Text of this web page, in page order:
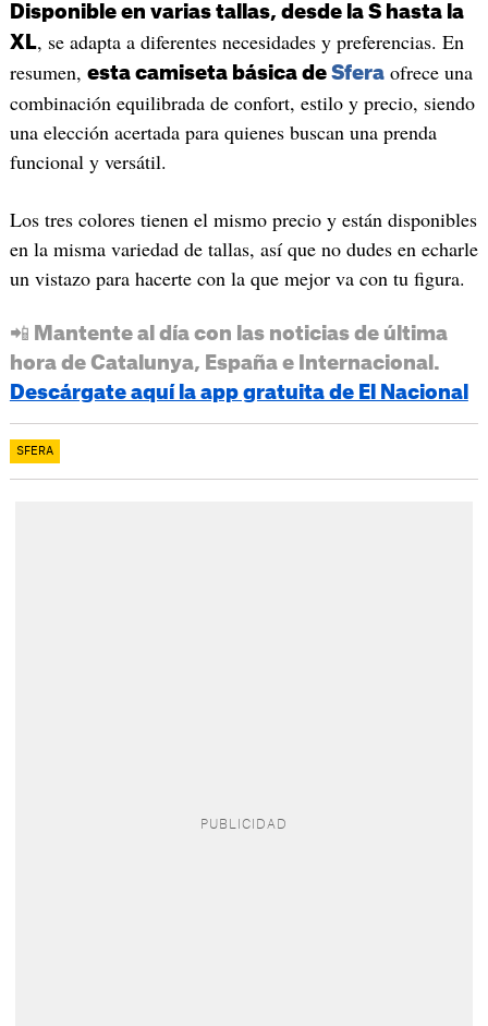
Disponible en varias tallas, desde la S hasta la
XL, se adapta a diferentes necesidades y preferencias. En
resumen, esta camiseta básica de Sferaofrece una
combinación equilibrada de confort, estilo y precio, siendo
una elección acertada para quienes buscan una prenda
funcional y versátil.
Los tres colores tienen el mismo precio y están disponibles
en la misma variedad de tallas, así que no dudes en echarle
un vistazo para hacerte con la que mejor va con tu figura.
📲 Mantente al día con las noticias de última
hora de Catalunya, España e Internacional.
Descárgate aquí la app gratuita de El Nacional
SFERA